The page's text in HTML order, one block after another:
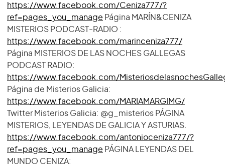
https://www.facebook.com/Ceniza777/?
ref=pages_you_manage Página MARÍN&CENIZA
MISTERIOS PODCAST-RADIO :
https://www.facebook.com/marinceniza777/
Página MISTERIOS DE LAS NOCHES GALLEGAS
PODCAST RADIO:
https://www.facebook.com/
Página de Misterios Galicia:
https://www.facebook.com/MARIAMARGIMG/
Twitter Misterios Galicia: @g_misterios PÁGINA
MISTERIOS, LEYENDAS DE GALICIA Y ASTURIAS.
https://www.facebook.com/antonioceniza777/?
ref=pages_you_manage PÁGINA LEYENDAS DEL
MUNDO CENIZA: